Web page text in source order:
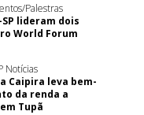
Palestras
lideram dois
World Forum
Notícias
Caipira leva bem-
da renda a
Tupã